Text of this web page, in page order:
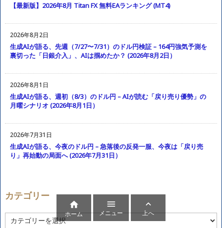
【最新版】2026年8月 Titan FX 無料EAランキング (MT4)
2026年8月2日
生成AIが語る、先週（7/27〜7/31）のドル円検証 – 164円強気予測を
裏切った「日銀介入」、AIは掴めたか？ (2026年8月2日）
2026年8月1日
生成AIが語る、週初（8/3）のドル円 – AIが読む「戻り売り優勢」の
月曜シナリオ (2026年8月1日）
2026年7月31日
生成AIが語る、今夜のドル円 – 急落後の反発一服、今夜は「戻り売
り」再始動の局面へ (2026年7月31日）
カテゴリー
カ

ホーム

メニュー

上へ